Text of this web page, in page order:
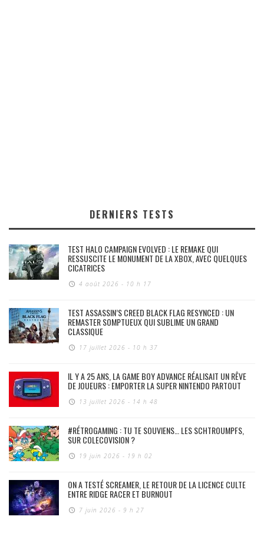
DERNIERS TESTS
TEST HALO CAMPAIGN EVOLVED : LE REMAKE QUI
RESSUSCITE LE MONUMENT DE LA XBOX, AVEC QUELQUES
CICATRICES
4 août 2026 - 10 h 17
TEST ASSASSIN’S CREED BLACK FLAG RESYNCED : UN
REMASTER SOMPTUEUX QUI SUBLIME UN GRAND
CLASSIQUE
17 juillet 2026 - 10 h 37
IL Y A 25 ANS, LA GAME BOY ADVANCE RÉALISAIT UN RÊVE
DE JOUEURS : EMPORTER LA SUPER NINTENDO PARTOUT
13 juillet 2026 - 14 h 48
#RÉTROGAMING : TU TE SOUVIENS… LES SCHTROUMPFS,
SUR COLECOVISION ?
19 juin 2026 - 19 h 02
ON A TESTÉ SCREAMER, LE RETOUR DE LA LICENCE CULTE
ENTRE RIDGE RACER ET BURNOUT
7 juin 2026 - 9 h 27